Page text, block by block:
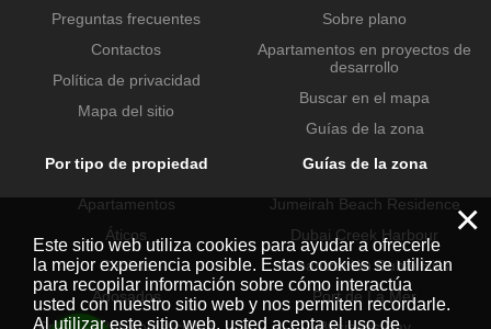
Preguntas frecuentes
Contactos
Política de privacidad
Mapa del sitio
Sobre plano
Apartamentos en proyectos de
desarrollo
Buscar en el mapa
Guías de la zona
Por tipo de propiedad
Apartamentos
Áticos
Chalets
Adosados
Guías de la zona
Jumeirah Beach Residence
Dubai Creek Harbour
Urbanización Dubai Hills
Port de La Mer
×
Este sitio web utiliza cookies para ayudar a ofrecerle
la mejor experiencia posible. Estas cookies se utilizan
para recopilar información sobre cómo interactúa
usted con nuestro sitio web y nos permiten recordarle.
Al utilizar este sitio web, usted acepta el uso de